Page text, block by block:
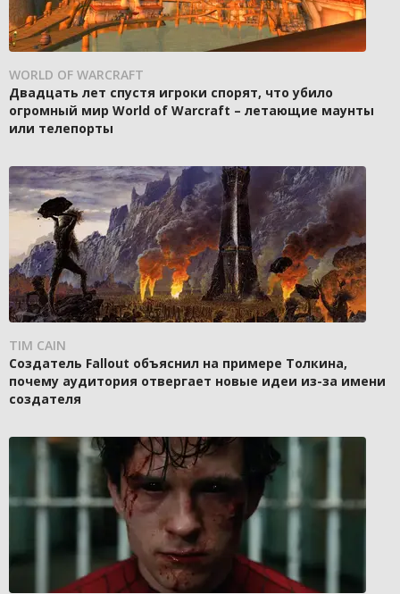
WORLD OF WARCRAFT
Двадцать лет спустя игроки спорят, что убило
огромный мир World of Warcraft – летающие маунты
или телепорты
TIM CAIN
Создатель Fallout объяснил на примере Толкина,
почему аудитория отвергает новые идеи из-за имени
создателя